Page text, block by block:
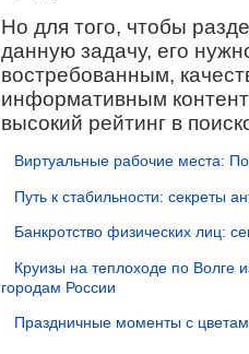
Но для того, чтобы
данную задачу, его
востребованным,
информативным
высокий рейтинг в
Виртуальные рабочие места:
Путь к стабильности: секреты
Банкротство физических лиц:
Круизы на теплоходе по Волге
городам России
Праздничные моменты с